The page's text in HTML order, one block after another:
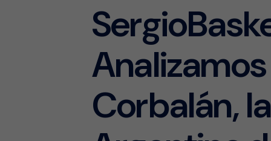
Corbalán,